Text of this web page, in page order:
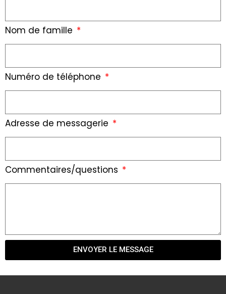
Nom de famille
Numéro de téléphone
Adresse de messagerie
Commentaires/questions
ENVOYER LE MESSAGE